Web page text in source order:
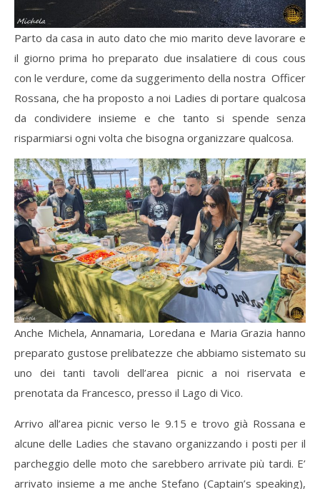
Parto da casa in auto dato che mio marito deve lavorare e
il giorno prima ho preparato due insalatiere di cous cous
con le verdure, come da suggerimento della nostra Officer
Rossana, che ha proposto a noi Ladies di portare qualcosa
da condividere insieme e che tanto si spende senza
risparmiarsi ogni volta che bisogna organizzare qualcosa.
Anche Michela, Annamaria, Loredana e Maria Grazia hanno
preparato gustose prelibatezze che abbiamo sistemato su
uno dei tanti tavoli dell’area picnic a noi riservata e
prenotata da Francesco, presso il Lago di Vico.
Arrivo all’area picnic verso le 9.15 e trovo già Rossana e
alcune delle Ladies che stavano organizzando i posti per il
parcheggio delle moto che sarebbero arrivate più tardi. E’
arrivato insieme a me anche Stefano (Captain’s speaking),